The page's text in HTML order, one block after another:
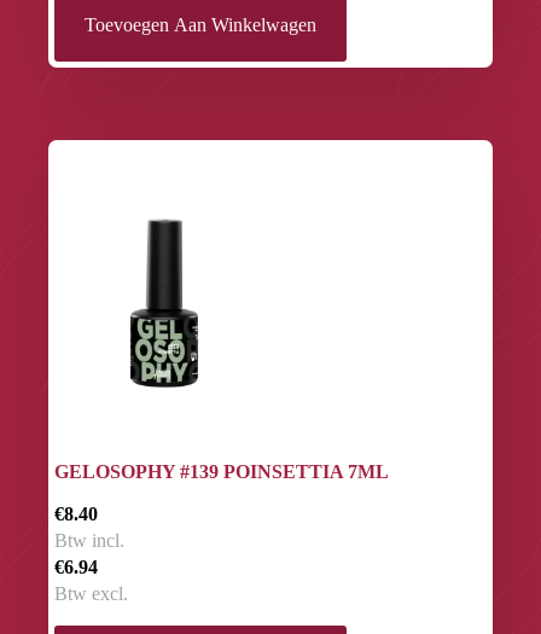
Toevoegen Aan Winkelwagen
GELOSOPHY #139 POINSETTIA 7ML
€8.40
Btw incl.
€6.94
Btw excl.